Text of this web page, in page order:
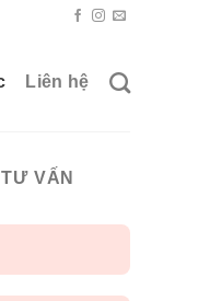
Liên hệ
VẤN